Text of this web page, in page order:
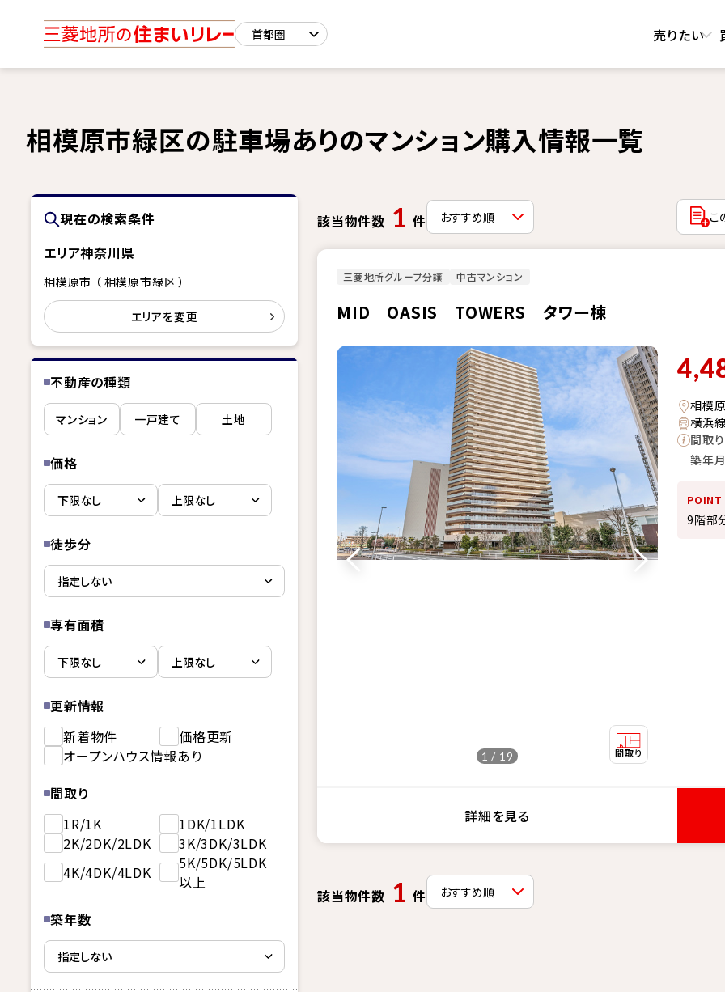
売りたい
相模原市緑区の駐車場ありのマンション購入情報一覧
現在の検索条件
エリア神奈川県
相模原市 （ 相模原市緑区 ）
エリアを変更
不動産の種類
マンション 一戸建て 土地
価格
徒歩分
専有面積
更新情報
新着物件
価格更新
オープンハウス情報あり
間取り
1R/1K
1DK/1LDK
2K/2DK/2LDK
3K/3DK/3LDK
4K/4DK/4LDK
5K/5DK/5LDK
以上
築年数
該当物件数 1 件 こ
三菱地所グループ分譲 中古マンション
MID OASIS TOWERS タワー棟
1 / 19
相模
横浜
間取り
築年月
POINT
9階部
詳細を見る
該当物件数 1 件